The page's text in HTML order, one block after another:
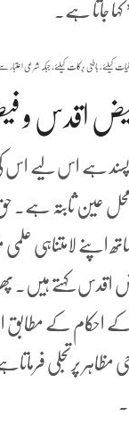
جاتا ہے۔
باطنی برکات کیلئے، جبکہ شرعی اعتبار سے
اقدس و
پسند ہے اس لیے اس
محل عین ثابتہ ہے۔ حق
لامتناہی علمی
اقدس کہتے ہیں۔
کے احکام کے مطابق
مظاہر پرتجلی